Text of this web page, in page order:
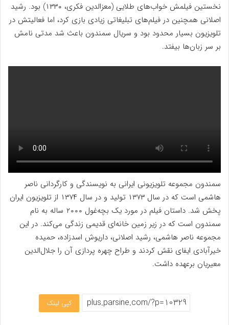
نخستین فیلمش خواب‌های طلایی (معزالدین فکری، ۱۳۳۰) بود. رشید
اصلانی همچنین در فیلم‌های تبلیغاتی زیادی بازی کرد، اما فعالیتش در
تلویزیون بسیار محدود بود و سریال سمندون باعث شد مدتی نامش
بر سر زبان‌ها بیفتد.
سمندون مجموعه تلویزیونی ایرانی به نویسندگی و کارگردانی ناصر
هاشمی است که در سال ۱۳۷۳ تولید و در سال ۱۳۷۴ از تلویزیون ایران
پخش شد. داستان فیلم در مورد یک بچه‌غول ۲۰۰۰ ساله به نام
سمندون است که در زیر زمین خانه‌ای قدیمی زندگی می‌کند. در این
مجموعه ناصر هاشمی، رشید اصلانی، داریوش اسدزاده، حمیده
خیرآبادی ایفای نقش کردند و طراح چهره پردازی آن را جلال‌الدین
معیریان برعهده داشت.
کپی لینک